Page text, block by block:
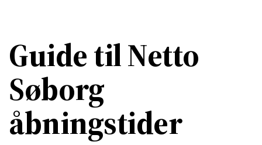
Guide til Netto
Søborg
åbningstider